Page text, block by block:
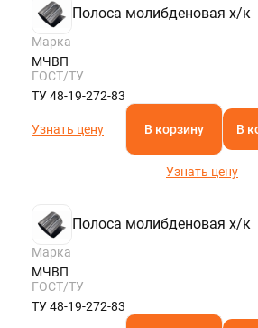
Полоса молибденовая х/к
Марка
МЧВП
ГОСТ/ТУ
ТУ 48-19-272-83
Узнать цену В корзину В
Узнать цену
Полоса молибденовая х/к
Марка
МЧВП
ГОСТ/ТУ
ТУ 48-19-272-83